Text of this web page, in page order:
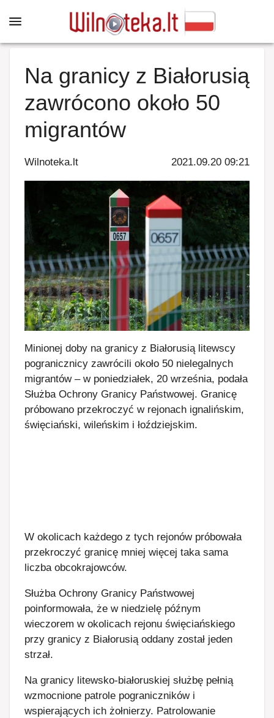
Na granicy z Białorusią
zawrócono około 50
migrantów
Wilnoteka.lt 2021.09.20 09:21
Minionej doby na granicy z Białorusią litewscy
pogranicznicy zawrócili około 50 nielegalnych
migrantów – w poniedziałek, 20 września, podała
Służba Ochrony Granicy Państwowej. Granicę
próbowano przekroczyć w rejonach ignalińskim,
święciański, wileńskim i łoździejskim.
W okolicach każdego z tych rejonów próbowała
przekroczyć granicę mniej więcej taka sama
liczba obcokrajowców.
Służba Ochrony Granicy Państwowej
poinformowała, że w niedzielę późnym
wieczorem w okolicach rejonu święciańskiego
przy granicy z Białorusią oddany został jeden
strzał.
Na granicy litewsko-białoruskiej służbę pełnią
wzmocnione patrole pograniczników i
wspierających ich żołnierzy. Patrolowanie